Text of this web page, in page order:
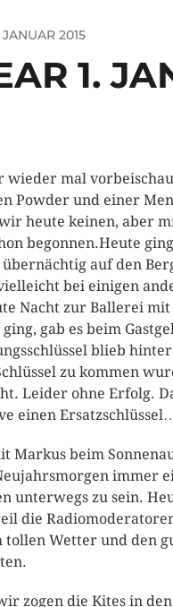
JANUAR 2015
1.
mal
Powder und einer
heute keinen, aber
begonnen.Heute
auf den
bei einigen
Nacht zur Ballerei
gab es beim
blieb
zu kommen
Leider ohne Erfolg.
einen
Markus beim
immer
unterwegs zu sein.
die
tollen Wetter und den
zogen die Kites in